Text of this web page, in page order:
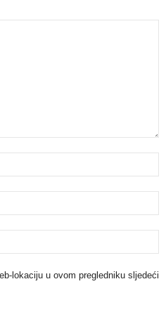
lokaciju u ovom pregledniku sljedeći